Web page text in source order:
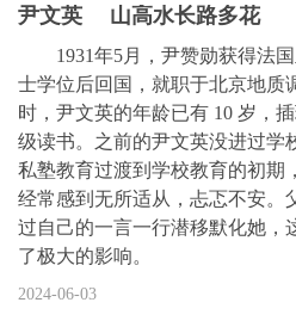
尹文英 山高水长路多花
1931年5月，尹赞勋获得法
士学位后回国，就职于北京地质
时，尹文英的年龄已有 10 岁，
级读书。之前的尹文英没进过学
私塾教育过渡到学校教育的初期
经常感到无所适从，忐忑不安。
过自己的一言一行潜移默化她，
了极大的影响。
2024-06-03